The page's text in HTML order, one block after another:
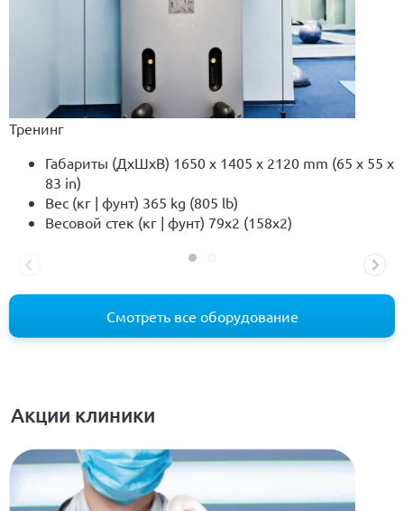
Смотреть все оборудование
Тренинг
Габариты (ДxШхВ) 1650 x 1405 x 2120 mm (65 x 55 x
83 in)
Вес (кг | фунт) 365 kg (805 lb)
Весовой стек (кг | фунт) 79x2 (158x2)
Акции клиники